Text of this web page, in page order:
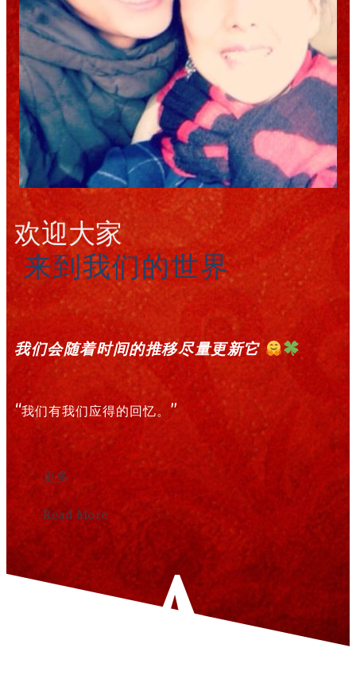
欢迎大家
来到我们的世界
我们会随着时间的推移尽量更新它
“我们有我们应得的回忆。”
更多
Read More
A